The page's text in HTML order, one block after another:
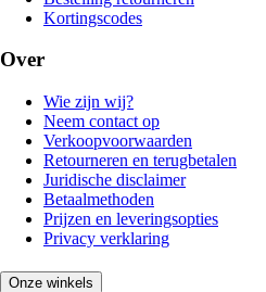
Kortingscodes
Over
Wie zijn wij?
Neem contact op
Verkoopvoorwaarden
Retourneren en terugbetalen
Juridische disclaimer
Betaalmethoden
Prijzen en leveringsopties
Privacy verklaring
Onze winkels